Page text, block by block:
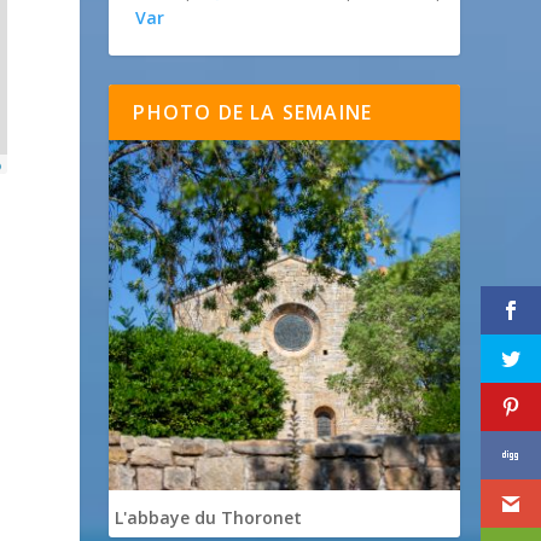
Var
PHOTO DE LA SEMAINE
L'abbaye du Thoronet